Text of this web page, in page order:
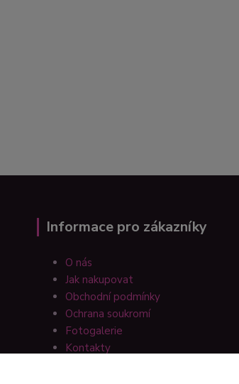
Informace pro zákazníky
O nás
Jak nakupovat
Obchodní podmínky
Ochrana soukromí
Fotogalerie
Kontakty